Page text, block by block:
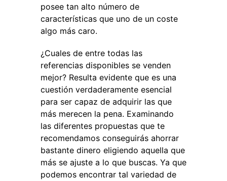
posee tan alto número de
características que uno de un coste
algo más caro.
¿Cuales de entre todas las
referencias disponibles se venden
mejor? Resulta evidente que es una
cuestión verdaderamente esencial
para ser capaz de adquirir las que
más merecen la pena. Examinando
las diferentes propuestas que te
recomendamos conseguirás ahorrar
bastante dinero eligiendo aquella que
más se ajuste a lo que buscas. Ya que
podemos encontrar tal variedad de